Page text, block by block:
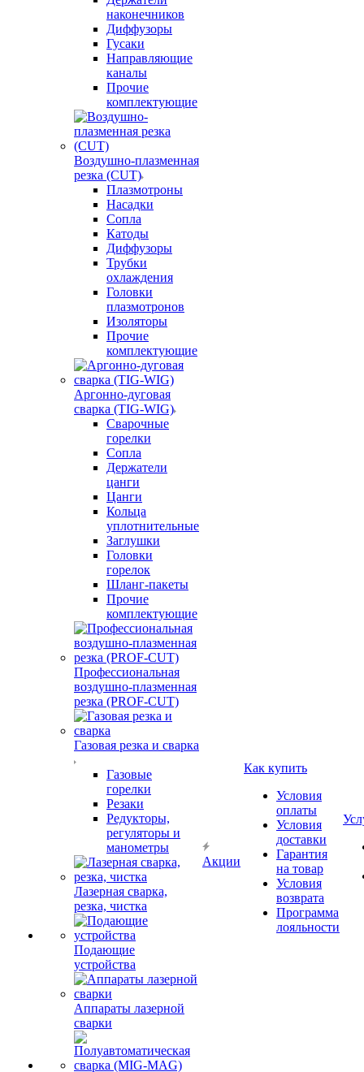
наконечников
Диффузоры
Гусаки
Направляющие
каналы
Прочие
комплектующие
Воздушно-плазменная
резка (CUT)
Плазмотроны
Насадки
Сопла
Катоды
Диффузоры
Трубки
охлаждения
Головки
плазмотронов
Изоляторы
Прочие
комплектующие
Аргонно-дуговая
сварка (TIG-WIG)
Сварочные
горелки
Сопла
Держатели
цанги
Цанги
Кольца
уплотнительные
Заглушки
Головки
горелок
Шланг-пакеты
Прочие
комплектующие
Профессиональная
воздушно-плазменная
резка (PROF-CUT)
Газовая резка и сварка
Газовые
горелки
Резаки
Редукторы,
регуляторы и
манометры
Лазерная сварка,
резка, чистка
Подающие
устройства
Аппараты лазерной
сварки
Акции
Как купить
Условия
оплаты
Условия
доставки
Гарантия
на товар
Условия
возврата
Программа
лояльности